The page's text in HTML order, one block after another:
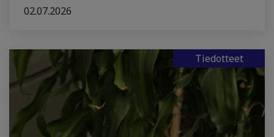
02.07.2026
Tiedotteet